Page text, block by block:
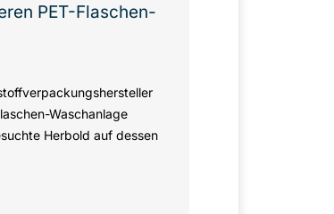
PET-Flaschen-
Waschanlage
Herbold auf dessen